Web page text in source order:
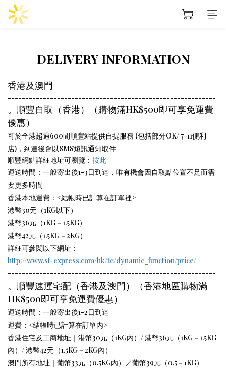
DELIVERY INFORMATION
香港及澳門
-----------------------------------------------------------
。順豐自取（香港）（購物滿HK$500即可享免運費
優惠）
可於全港超過600間順豐站提供自提服務 (包括部分OK/ 7-11便利
店)，到達後會以SMS短訊通知取件
順豐網點詳細地址可瀏覽： 按此
運送時間：一般寄出後1-3日到達，唯有機會因自取點位置不足而需
要更多時間
香港本地運費：<結帳時已計算在訂單裡>
港幣30元（1KG以下）
港幣36元（1KG－1.5KG）
港幣42元（1.5KG－2KG）
詳細可參閱以下網址：
http://www.sf-express.com/hk/tc/dynamic_function/price/
-----------------------------------------------------------
。順豐速運宅配（香港及澳門）
（香港地區購物滿
HK$500即可享免運費優惠）
運送時間：一般寄出後1-2日到達
運費：<結帳時已計算在訂單內>
香港住宅及工商地址｜港幣30元（1KG內）/港幣36元（1KG －1.5KG
內） /港幣42元（1.5KG －2KG內）
澳門所有地址｜葡幣33元（0.5KG內）／葡幣39元（0.5－1KG）